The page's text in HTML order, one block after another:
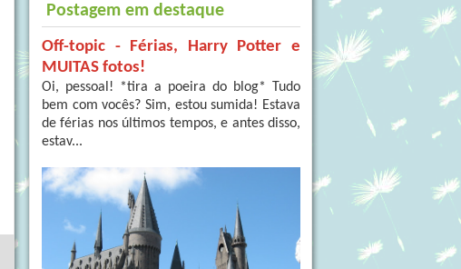
Postagem em destaque
Off-topic - Férias, Harry Potter e
MUITAS fotos!
Oi, pessoal! *tira a poeira do blog* Tudo
bem com vocês? Sim, estou sumida! Estava
de férias nos últimos tempos, e antes disso,
estav...